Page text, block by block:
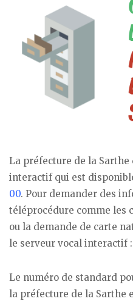
La préfecture de la Sarthe
interactif qui est
00. Pour demander des
téléprocédure comme les
ou la demande de carte
le serveur vocal interactif :
Le numéro de standard
la préfecture de la Sarthe